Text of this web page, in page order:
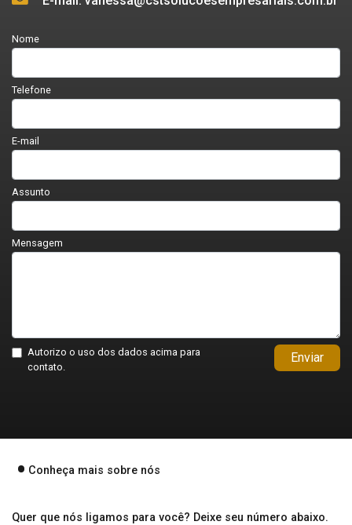
Nome
Telefone
E-mail
Assunto
Mensagem
Autorizo o uso dos dados acima para
contato.
Enviar
Conheça mais sobre nós
Quer que nós ligamos para você? Deixe seu número abaixo.